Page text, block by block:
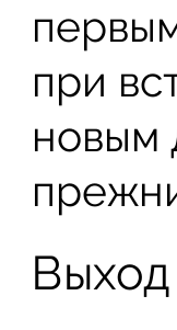
при
новым